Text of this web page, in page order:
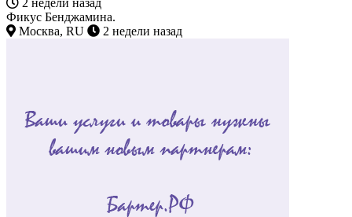
2 недели назад
Фикус Бенджамина.
Москва, RU
2 недели назад